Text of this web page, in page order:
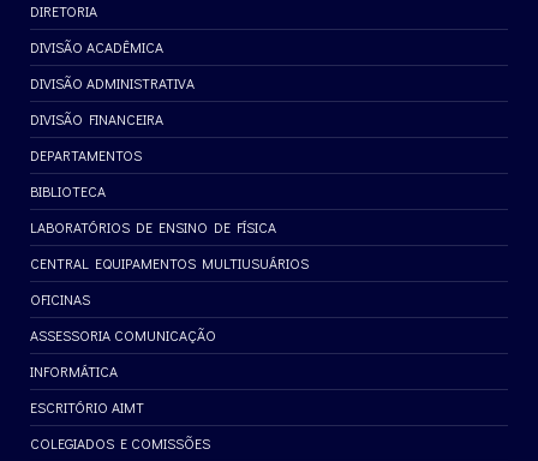
DIRETORIA
DIVISÃO ACADÊMICA
DIVISÃO ADMINISTRATIVA
DIVISÃO FINANCEIRA
DEPARTAMENTOS
BIBLIOTECA
LABORATÓRIOS DE ENSINO DE FÍSICA
CENTRAL EQUIPAMENTOS MULTIUSUÁRIOS
OFICINAS
ASSESSORIA COMUNICAÇÃO
INFORMÁTICA
ESCRITÓRIO AIMT
COLEGIADOS E COMISSÕES